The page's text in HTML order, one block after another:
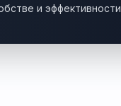
и эффективности